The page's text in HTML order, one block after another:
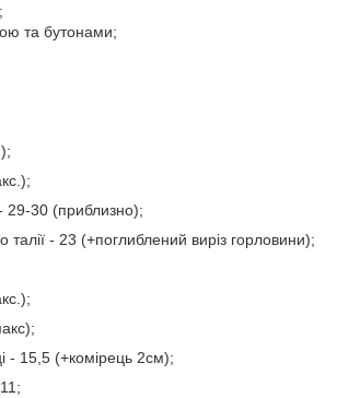
та бутонами;
29-30 (приблизно);
- 23 (+поглиблений виріз горловини);
- 15,5 (+комірець 2см);